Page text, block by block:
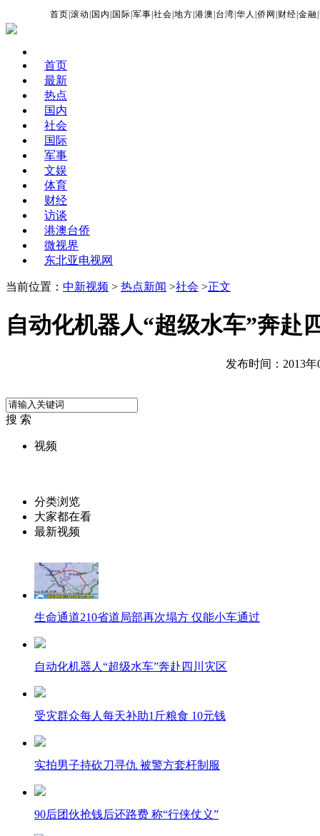
首页 |滚动 国内 国际 |军事 |社会 |地方 |港澳 台湾 |华人 |侨网 财经 |金融 |
首页
最新
热点
国内
社会
国际
军事
文娱
体育
财经
访谈
港澳台侨
微视界
东北亚电视网
当前位置： 中新视频 > 热点新闻 >社会 >正文
自动化机器人“超级水车”奔赴
发布时间：2013年
搜 索
视频
分类浏览
大家都在看
最新视频
生命通道210省道局部再次塌方 仅能小车通过
自动化机器人“超级水车”奔赴四川灾区
受灾群众每人每天补助1斤粮食 10元钱
实拍男子持砍刀寻仇 被警方套杆制服
90后团伙抢钱后还路费 称“行侠仗义”